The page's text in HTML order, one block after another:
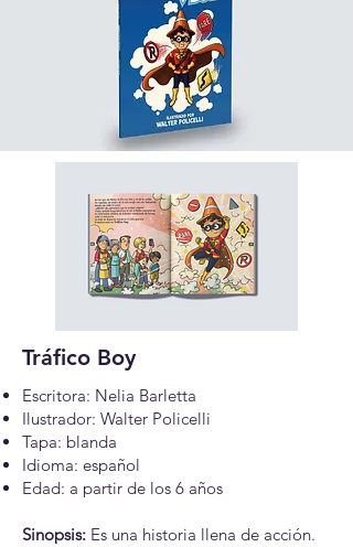
Tráfico Boy
Escritora: Nelia Barletta
Ilustrador: Walter Policelli
Tapa: blanda
Idioma: español
Edad: a partir de los 6 años
Sinopsis: Es una historia llena de acción.